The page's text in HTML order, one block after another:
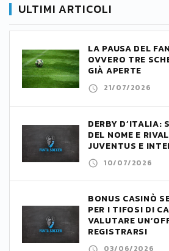
ULTIMI ARTICOLI
LA PAUSA DEL
OVVERO TRE
GIÀ APERTE
21/07/2026
DERBY D’ITALIA:
DEL NOME E
JUVENTUS E
10/07/2026
BONUS CASINÒ
PER I TIFOSI DI
VALUTARE
REGISTRARSI
03/06/2026